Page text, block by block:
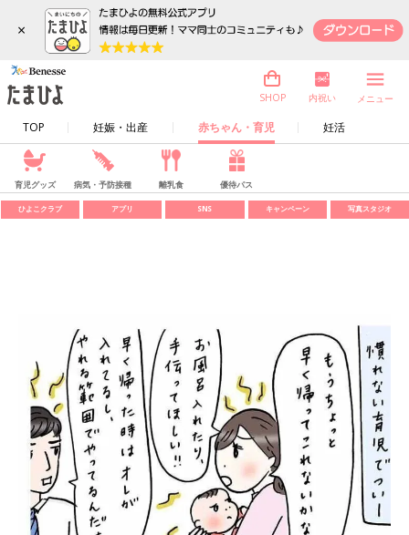
×
TOP 妊娠・出産 赤ちゃん・育児 妊活
SHOP 内祝い メニュー
育児グッズ 病気・予防接種 離乳食 優待パス
ひよこクラブ アプリ SNS キャンペーン 写真スタジオ